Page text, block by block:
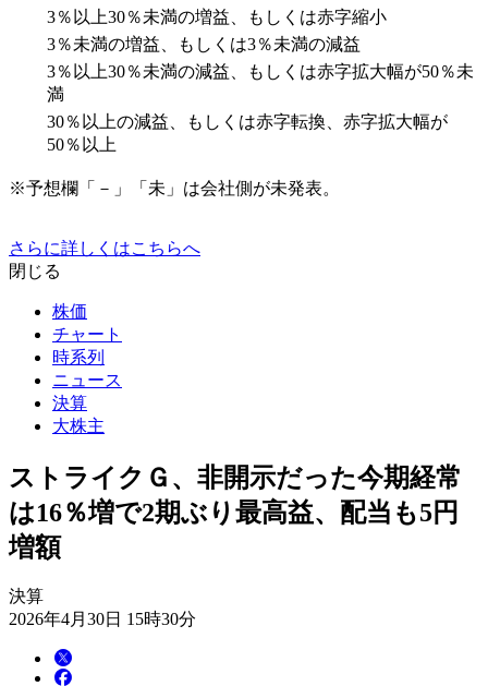
3％以上30％未満の増益、もしくは赤字縮小
3％未満の増益、もしくは3％未満の減益
3％以上30％未満の減益、もしくは赤字拡大幅が50％未
満
30％以上の減益、もしくは赤字転換、赤字拡大幅が
50％以上
※予想欄「－」「未」は会社側が未発表。
さらに詳しくはこちらへ
閉じる
株価
チャート
時系列
ニュース
決算
大株主
ストライクＧ、非開示だった今期経常
は16％増で2期ぶり最高益、配当も5円
増額
決算
2026年4月30日 15時30分